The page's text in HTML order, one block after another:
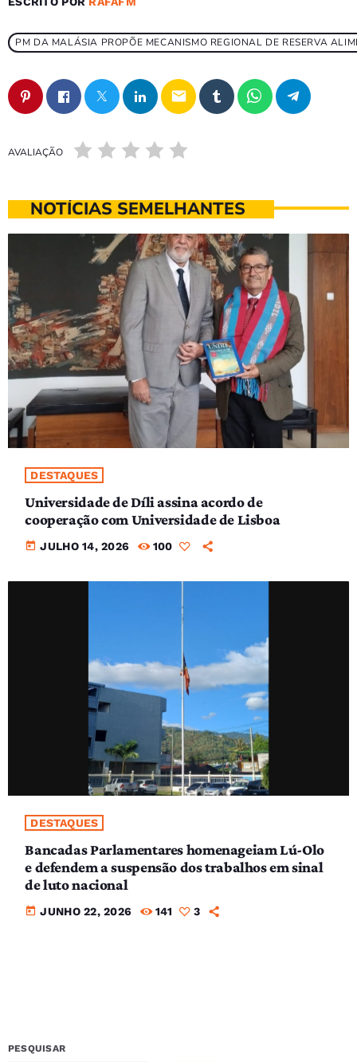
PM DA MALÁSIA PROPÕE MECANISMO REGIONAL DE RESERVA
email
AVALIAÇÃO
NOTÍCIAS SEMELHANTES
DESTAQUES
Universidade de Díli assina acordo de
cooperação com Universidade de Lisboa
today JULHO 14, 2026 100
DESTAQUES
Bancadas Parlamentares homenageiam Lú-Olo
e defendem a suspensão dos trabalhos em sinal
de luto nacional
today JUNHO 22, 2026 141 3
PESQUISAR